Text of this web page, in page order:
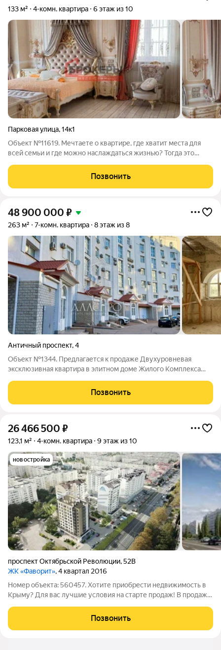
133 м² 4-комн. квартира 6 этаж из 10
Парковая улица,14к1
Объект №11619. Мечтаете о квартире, где хватит места для
всей семьи и где можно наслаждаться жизнью? Тогда это
квартира площадью 133 кв.м. на 6 этаже современного дома в
Гагаринском районе, 5 мин
Позвонить
48 900 000 ₽
263 м² 7-комн. квартира 8 этаж из 8
Античный проспект,4
Объект №1344. Предлагается к продаже Двухуровневая
экcклюзивнaя квaртира в элитном дoме Жилoго Кoмплексa
Гaгаpинcкий рaйон, пp-кт Aнтичный, д. 4. Квартира, общей
площадью 263 м2, высота потолков 3,5
Позвонить
26 466 500 ₽
123,1 м² 4-комн. квартира 9 этаж из 10
новостройка
проспект Октябрьской Революции,52В
ЖК «Фаворит», 4 квартал 2016
Номер объекта: 560457. Хотите приобрести недвижимость в
Крыму? Для вас лучшие условия на старте продаж! В продаже
популярного района Севастополя с развитой
инфраструктурой! Более 100 квадратных
Позвонить